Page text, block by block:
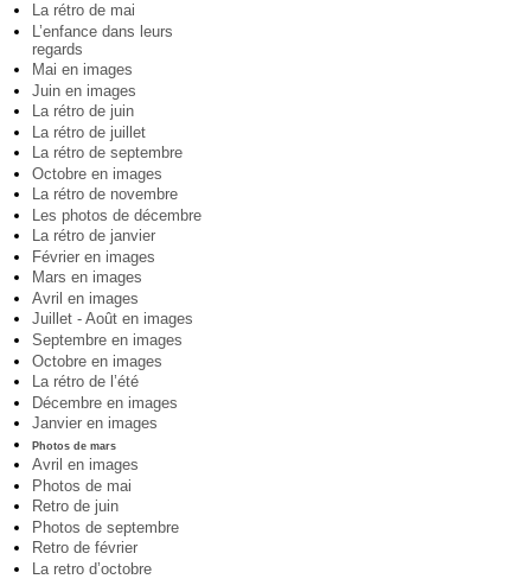
La rétro de mai
L’enfance dans leurs
regards
Mai en images
Juin en images
La rétro de juin
La rétro de juillet
La rétro de septembre
Octobre en images
La rétro de novembre
Les photos de décembre
La rétro de janvier
Février en images
Mars en images
Avril en images
Juillet - Août en images
Septembre en images
Octobre en images
La rétro de l’été
Décembre en images
Janvier en images
Photos de mars
Avril en images
Photos de mai
Retro de juin
Photos de septembre
Retro de février
La retro d’octobre